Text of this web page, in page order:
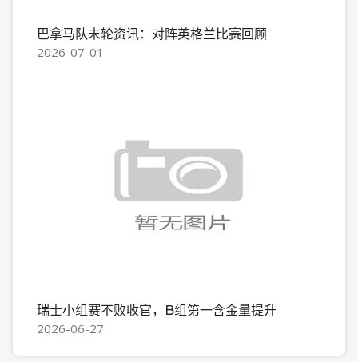
巴拿马队末轮资讯：对阵英格兰比赛回顾
2026-07-01
瑞士小组赛不败收官，B组第一含金量提升
2026-06-27